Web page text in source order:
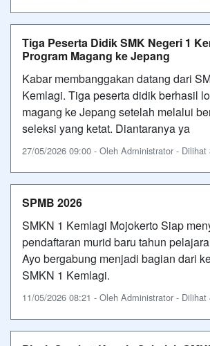
Tiga Peserta Didik SMK Negeri 1
Program Magang ke Jepang
Kabar membanggakan datang dari
Kemlagi. Tiga peserta didik berhasil
magang ke Jepang setelah melalui
seleksi yang ketat. Diantaranya ya
27/05/2026 09:00 - Oleh Administrator - Dilihat
SPMB 2026
SMKN 1 Kemlagi Mojokerto Siap
pendaftaran murid baru tahun
Ayo bergabung menjadi bagian dari
SMKN 1 Kemlagi.
11/05/2026 08:21 - Oleh Administrator - Dilihat